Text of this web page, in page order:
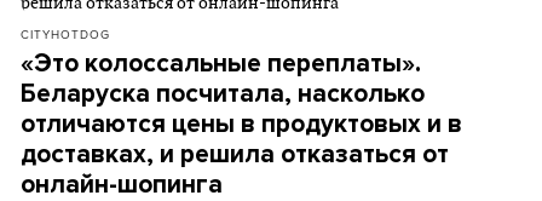
CITYHOTDOG
«Это колоссальные переплаты».
Беларуска посчитала, насколько
отличаются цены в продуктовых и в
доставках, и решила отказаться от
онлайн-шопинга